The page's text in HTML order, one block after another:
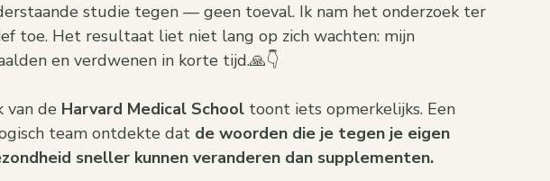
studie tegen — geen toeval. Ik nam het onderzoek ter
toe. Het resultaat liet niet lang op zich wachten: mijn
en verdwenen in korte tijd.🙏👇
van de Harvard Medical School toont iets opmerkelijks. Een
team ontdekte dat de woorden die je tegen je eigen
sneller kunnen veranderen dan supplementen.